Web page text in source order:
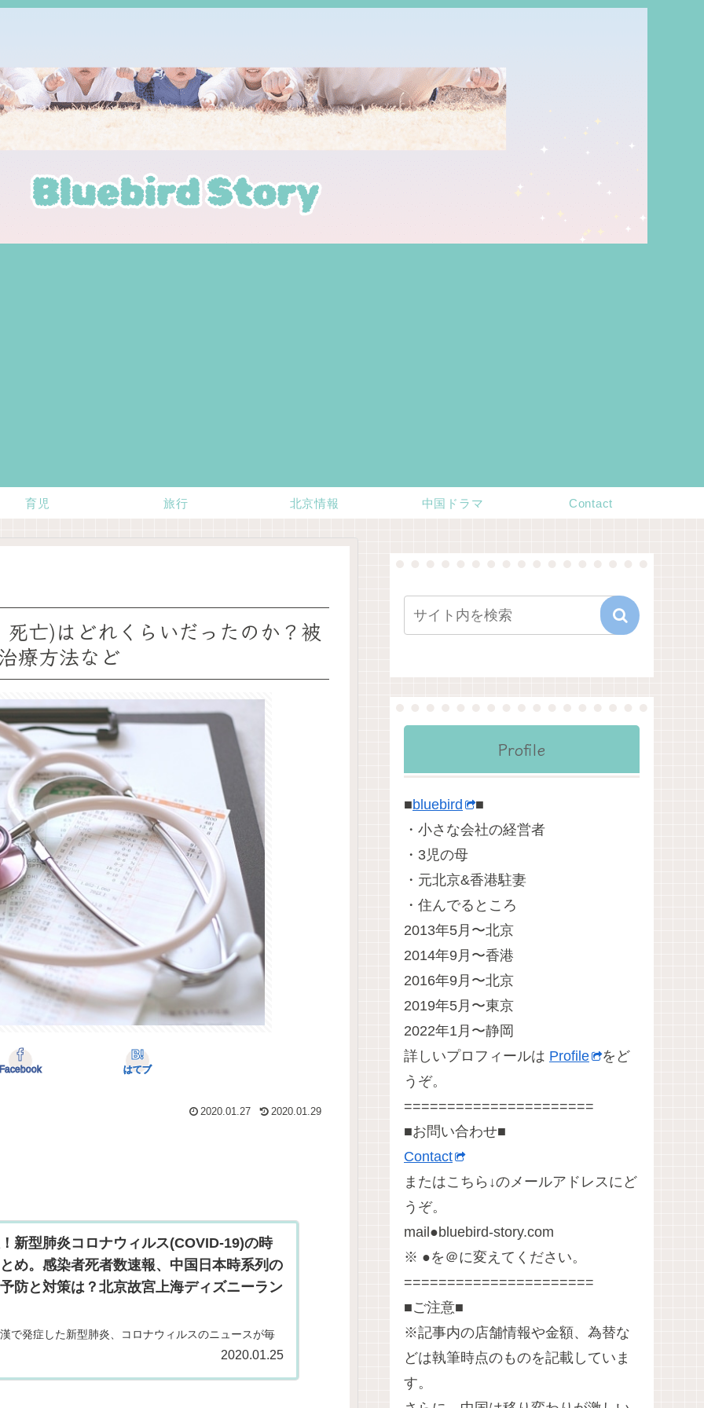
育児 旅行 北京情報 中国ドラマ Contact
亡)はどれくらいだったのか？被
療方法など
はてブ
2020.01.27 2020.01.29
新型肺炎コロナウィルス(COVID-19)の時
め。感染者死者数速報、中国日本時系列の
防と対策は？北京故宮上海ディズニーラン
で発症した新型肺炎、コロナウィルスのニュースが毎
時代からの親友が武漢に住んでいるのでとても心配で
2020.01.25
Profile
■bluebird
■
・小さな会社の経営者
・3児の母
・元北京&香港駐妻
・住んでるところ
2013年5月〜北京
2014年9月〜香港
2016年9月〜北京
2019年5月〜東京
2022年1月〜静岡
詳しいプロフィールは Profile
をど
うぞ。
======================
■お問い合わせ■
Contact
またはこちら↓のメールアドレスにど
うぞ。
mail●bluebird-story.com
※ ●を＠に変えてください。
======================
■ご注意■
※記事内の店舗情報や金額、為替な
どは執筆時点のものを記載していま
す。